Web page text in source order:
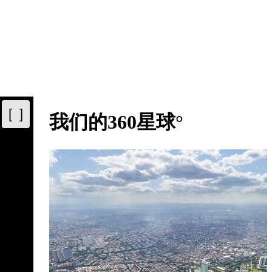
[ ] 我们的360星球°